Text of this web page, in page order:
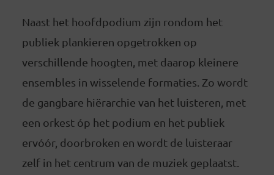
Naast het hoofdpodium zijn rondom het
publiek plankieren opgetrokken op
verschillende hoogten, met daarop kleinere
ensembles in wisselende formaties. Zo wordt
de gangbare hiërarchie van het luisteren, met
een orkest óp het podium en het publiek
ervóór, doorbroken en wordt de luisteraar
zelf in het centrum van de muziek geplaatst.